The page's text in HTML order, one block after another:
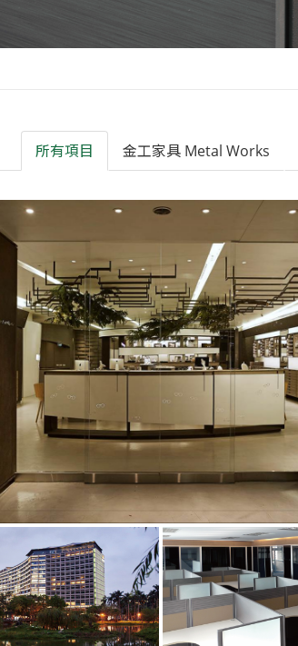
所有項目 金工家具 Metal Works